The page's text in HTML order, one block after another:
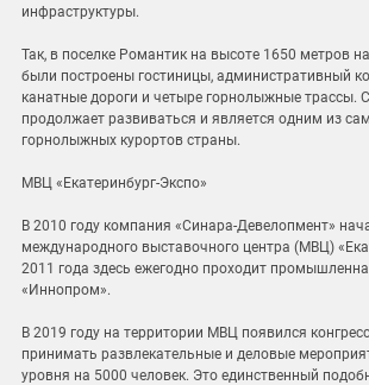
инфраструктуры.
Так, в поселке Романтик на высоте 1650 метров
были построены гостиницы, административный
канатные дороги и четыре горнолыжные трассы.
продолжает развиваться и является одним из
горнолыжных курортов страны.
МВЦ «Екатеринбург-Экспо»
В 2010 году компания «Синара-Девелопмент»
международного выставочного центра (МВЦ)
2011 года здесь ежегодно проходит
«Иннопром».
В 2019 году на территории МВЦ появился
принимать развлекательные и деловые
уровня на 5000 человек. Это единственный